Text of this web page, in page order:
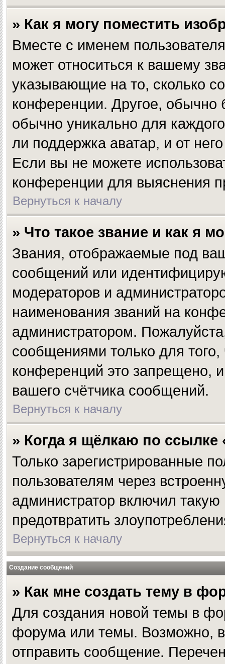
» Как я могу поместить
Вместе с именем
может относиться к вашему
указывающие на то, сколько
конференции. Другое, обычно
обычно уникально для
ли поддержка аватар, и от
Если вы не можете
конференции для выяснения
Вернуться к началу
» Что такое звание и как я
Звания, отображаемые под
сообщений или
модераторов и
наименования званий на
администратором.
сообщениями только для
конференций это запрещено,
вашего счётчика сообщений.
Вернуться к началу
» Когда я щёлкаю по
Только зарегистрированные
пользователям через
администратор включил
предотвратить
Вернуться к началу
Создание сообщений
» Как мне создать тему в
Для создания новой темы в
форума или темы. Возможно,
отправить сообщение.